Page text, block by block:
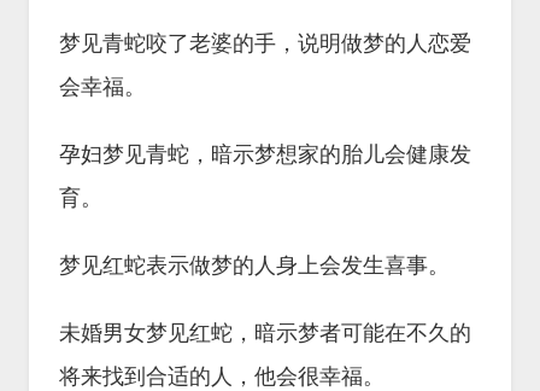
梦见青蛇咬了老婆的手，说明做梦的人恋爱
会幸福。
孕妇梦见青蛇，暗示梦想家的胎儿会健康发
育。
梦见红蛇表示做梦的人身上会发生喜事。
未婚男女梦见红蛇，暗示梦者可能在不久的
将来找到合适的人，他会很幸福。